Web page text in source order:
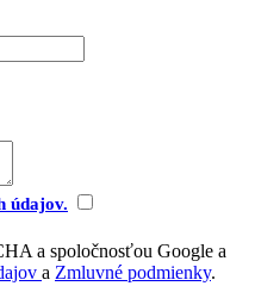
údajov.
a spoločnosťou Google a
a Zmluvné podmienky.